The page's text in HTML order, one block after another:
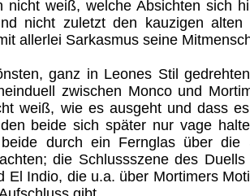
nicht weiß, welche Absichten sich
nicht zuletzt den kauzigen alten
allerlei Sarkasmus seine
ganz in Leones Stil
zwischen Monco und
weiß, wie es ausgeht und dass
beide sich später nur vage
durch ein Fernglas über die
die Schlussszene des
El Indio, die u.a. über Mortimers